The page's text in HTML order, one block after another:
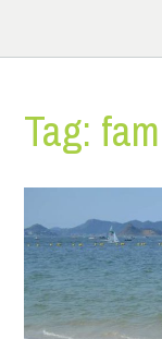
Tag: